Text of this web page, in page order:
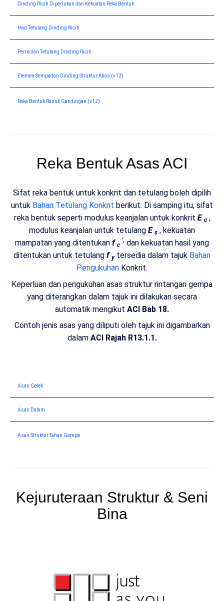
Dinding Ricih Diperlukan dan Kekuatan Reka Bentuk
Had Tetulang Dinding Ricih
Perincian Tetulang Dinding Ricih
Elemen Sempadan Dinding Struktur Khas (v12)
Reka Bentuk Rasuk Gandingan (v12)
Reka Bentuk Asas ACI
Sifat reka bentuk untuk konkrit dan tetulang boleh dipilih
untuk Bahan Tetulang Konkrit berikut. Di samping itu, sifat
reka bentuk seperti modulus keanjalan untuk konkrit E c,
modulus keanjalan untuk tetulang E s , kekuatan
mampatan yang ditentukan f c
', dan kekuatan hasil yang
ditentukan untuk tetulang f ytersedia dalam tajuk Bahan
Pengukuhan Konkrit.
Keperluan dan pengukuhan asas struktur rintangan gempa
yang diterangkan dalam tajuk ini dilakukan secara
automatik mengikut ACI Bab 18.
Contoh jenis asas yang diliputi oleh tajuk ini digambarkan
dalam ACI Rajah R13.1.1.
Asas Cetek
Asas Dalam
Asas Struktur Tahan Gempa
Kejuruteraan Struktur & Seni
Bina